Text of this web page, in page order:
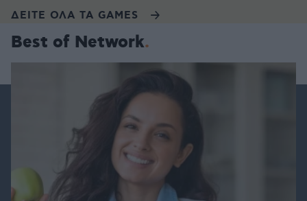
ΔΕΙΤΕ ΟΛΑ ΤΑ GAMES
Best of Network